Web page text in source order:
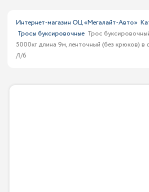
Интернет-магазин ОЦ «Мегалайт-Авто»
Тросы буксировочные Трос
5000кг длина 9м, ленточный (без крюков) в
/1/6